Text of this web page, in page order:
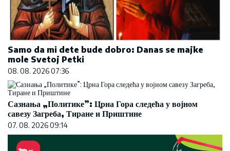
Samo da mi dete bude dobro: Danas se majke
mole Svetoj Petki
08. 08. 2026 07:36
Сазнања „Политике”: Црна Гора следећа у војном
савезу Загреба, Тиране и Приштине
07. 08. 2026 09:14